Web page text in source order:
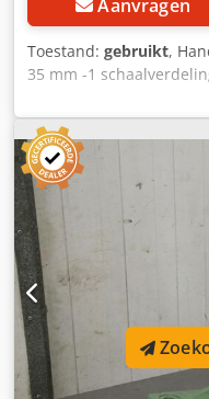
Aanvragen
Toestand: gebruikt,
35 mm -1
160 mm Crodpfoffypzox